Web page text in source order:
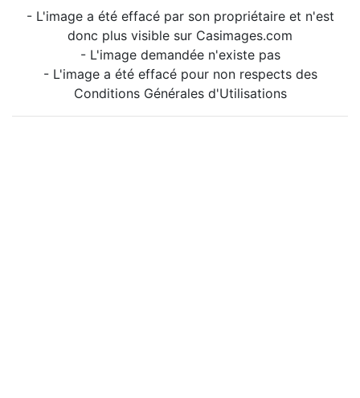
- L'image a été effacé par son propriétaire et n'est
donc plus visible sur Casimages.com
- L'image demandée n'existe pas
- L'image a été effacé pour non respects des
Conditions Générales d'Utilisations